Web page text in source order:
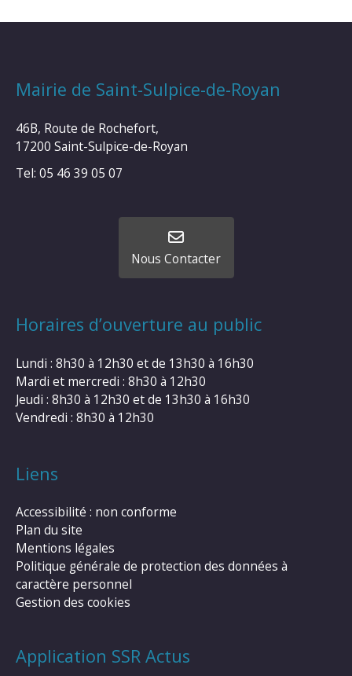
Mairie de Saint-Sulpice-de-Royan
46B, Route de Rochefort,
17200 Saint-Sulpice-de-Royan
Tel: 05 46 39 05 07
Nous Contacter
Horaires d’ouverture au public
Lundi : 8h30 à 12h30 et de 13h30 à 16h30
Mardi et mercredi : 8h30 à 12h30
Jeudi : 8h30 à 12h30 et de 13h30 à 16h30
Vendredi : 8h30 à 12h30
Liens
Accessibilité : non conforme
Plan du site
Mentions légales
Politique générale de protection des données à
caractère personnel
Gestion des cookies
Application SSR Actus